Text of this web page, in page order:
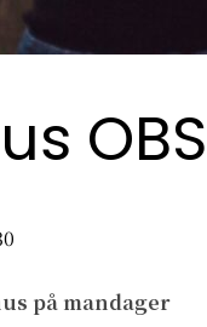
på mandager